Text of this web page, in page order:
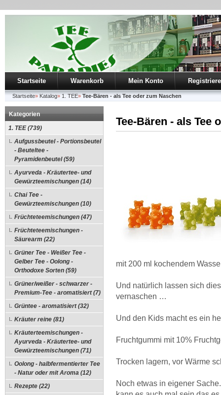
Startseite Warenkorb Mein Konto
Startseite» Katalog» 1. TEE» Tee-Bären - als Tee oder zum Naschen
Kategorien
1. TEE (739)
Aufgussbeutel - Portionsbeutel
- Beuteltee -
Pyramidenbeutel (59)
Ayurveda - Kräutertee- und
Gewürzteemischungen (14)
Chai Tee -
Gewürzteemischungen (10)
Früchteteemischungen (47)
Früchteteemischungen -
Säurearm (22)
Grüner Tee - Weißer Tee -
Gelber Tee - Oolong -
Orthodoxe Sorten (59)
Grüner/weißer - schwarzer -
Premium-Tee - aromatisiert (7)
Grüntee - aromatisiert (32)
Kräuter reine (81)
Kräuterteemischungen -
Ayurveda - Kräutertee- und
Gewürzteemischungen (71)
Oolong - halbfermentierter Tee
- Natur oder mit Aroma (12)
Rezepte (22)
Tee-Bären - als Tee
mit 200 ml kochendem
Und natürlich lassen sich
vernaschen …
Und den Kids macht es ein
Fruchtgummi mit 10%
Trocken lagern, vor Wärme
Noch etwas in eigener